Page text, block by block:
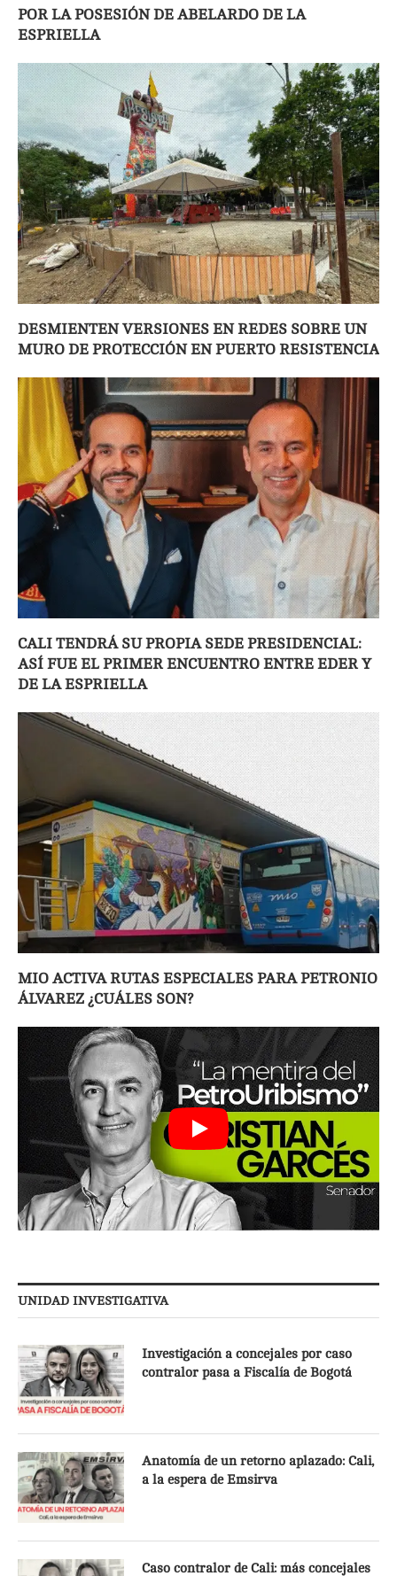
POR LA POSESIÓN DE ABELARDO DE LA
ESPRIELLA
DESMIENTEN VERSIONES EN REDES SOBRE UN
MURO DE PROTECCIÓN EN PUERTO RESISTENCIA
CALI TENDRÁ SU PROPIA SEDE PRESIDENCIAL:
ASÍ FUE EL PRIMER ENCUENTRO ENTRE EDER Y
DE LA ESPRIELLA
MIO ACTIVA RUTAS ESPECIALES PARA PETRONIO
ÁLVAREZ ¿CUÁLES SON?
UNIDAD INVESTIGATIVA
Investigación a concejales por caso
contralor pasa a Fiscalía de Bogotá
Anatomía de un retorno aplazado: Cali,
a la espera de Emsirva
Caso contralor de Cali: más concejales